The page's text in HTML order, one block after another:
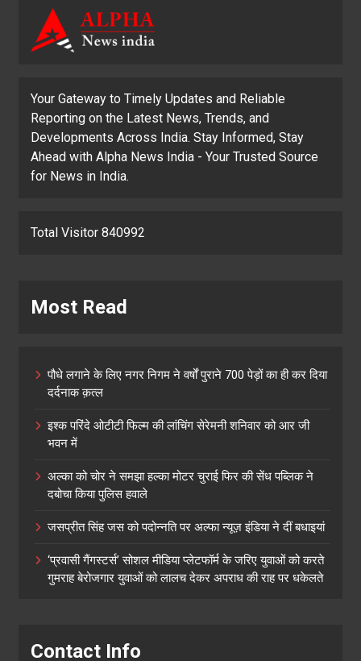
Your Gateway to Timely Updates and Reliable
Reporting on the Latest News, Trends, and
Developments Across India. Stay Informed, Stay
Ahead with Alpha News India - Your Trusted Source
for News in India.
Total Visitor 840992
Most Read
पौधे लगाने के लिए नगर निगम ने वर्षों पुराने 700 पेड़ों का ही कर दिया
दर्दनाक क़त्ल
इश्क परिंदे ओटीटी फिल्म की लांचिंग सेरेमनी शनिवार को आर जी
भवन में
अल्का को चोर ने समझा हल्का मोटर चुराई फिर की सेंध पब्लिक ने
दबोचा किया पुलिस हवाले
जसप्रीत सिंह जस को पदोन्नति पर अल्फा न्यूज़ इंडिया ने दीं बधाइयां
‘प्रवासी गैंगस्टर्स’ सोशल मीडिया प्लेटफॉर्म के जरिए युवाओं को करते
गुमराह बेरोजगार युवाओं को लालच देकर अपराध की राह पर धकेलते
Contact Info